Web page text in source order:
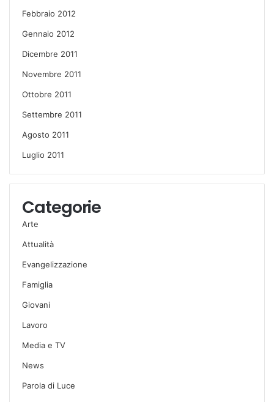
Febbraio 2012
Gennaio 2012
Dicembre 2011
Novembre 2011
Ottobre 2011
Settembre 2011
Agosto 2011
Luglio 2011
Categorie
Arte
Attualità
Evangelizzazione
Famiglia
Giovani
Lavoro
Media e TV
News
Parola di Luce